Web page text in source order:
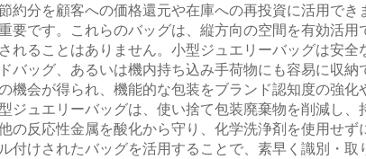
分を顧客への価格還元や在庫への再投資に活用で
です。これらのバッグは、縦方向の空間を有効活
ることはありません。小型ジュエリーバッグは安
ッグ、あるいは機内持ち込み手荷物にも容易に収納
会が得られ、機能的な包装をブランド認知度の強
ュエリーバッグは、使い捨て包装廃棄物を削減し
反応性金属を酸化から守り、化学洗浄剤を使用せ
けされたバッグを活用することで、素早く識別・取